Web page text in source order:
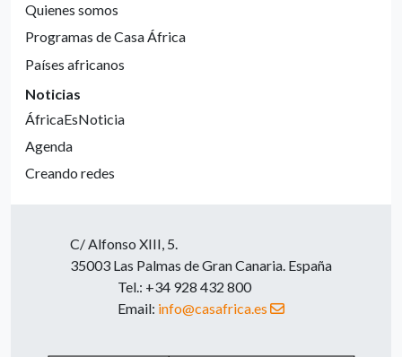
Quienes somos
Programas de Casa África
Países africanos
Noticias
ÁfricaEsNoticia
Agenda
Creando redes
C/ Alfonso XIII, 5.
35003 Las Palmas de Gran Canaria. España
Tel.: +34 928 432 800
Email: info@casafrica.es